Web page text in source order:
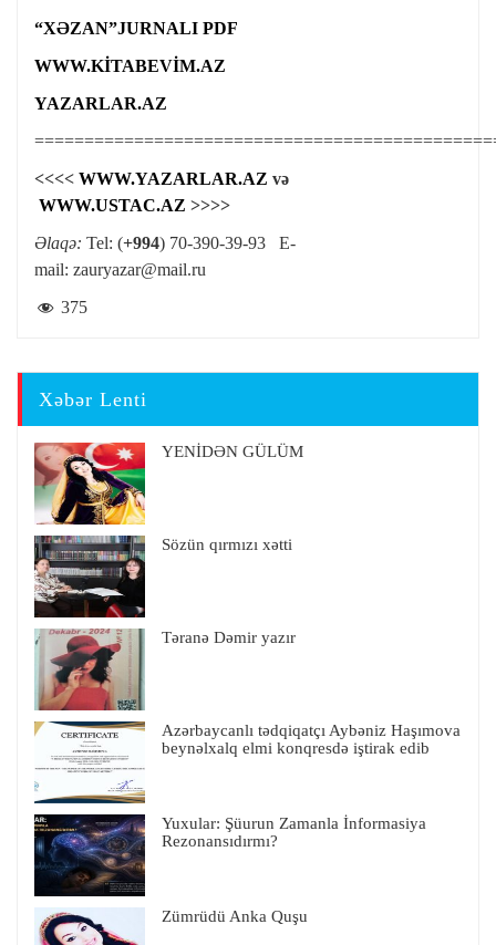
“XƏZAN”JURNALI PDF
WWW.KİTABEVİM.AZ
YAZARLAR.AZ
<<<< WWW.YAZARLAR.AZ və
WWW.USTAC.AZ >>>>
Əlaqə: Tel: (+994) 70-390-39-93 E-
mail: zauryazar@mail.ru
375
Xəbər Lenti
YENİDƏN GÜLÜM
Sözün qırmızı xətti
Təranə Dəmir yazır
Azərbaycanlı tədqiqatçı Aybəniz Haşımova
beynəlxalq elmi konqresdə iştirak edib
Yuxular: Şüurun Zamanla İnformasiya
Rezonansıdırmı?
Zümrüdü Anka Quşu